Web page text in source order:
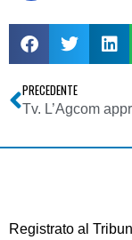
PRECEDENTE
Registrato al